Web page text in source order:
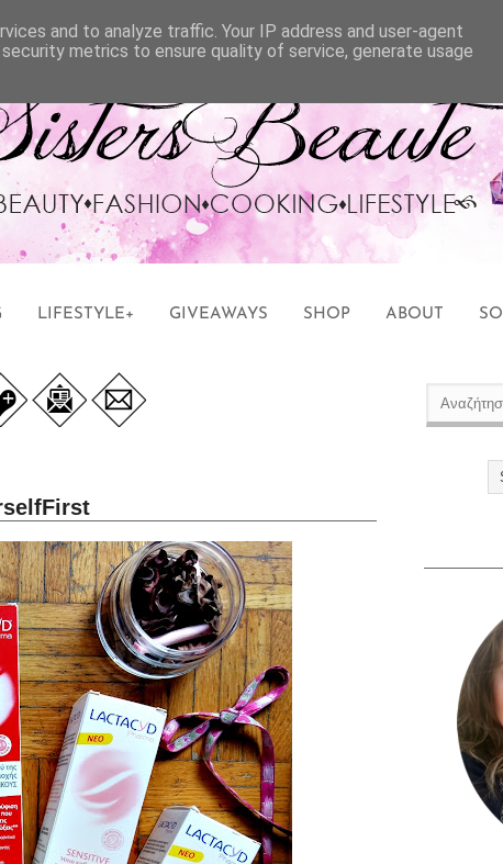
LIFESTYLE+ GIVEAWAYS SHOP ABOUT
and to analyze traffic. Your IP address and user-agent
metrics to ensure quality of service, generate usage